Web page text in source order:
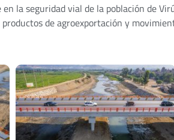
la seguridad vial de la población de
de agroexportación y